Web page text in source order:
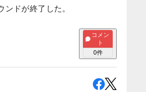
ドが終了した。
コメン
ト
0件